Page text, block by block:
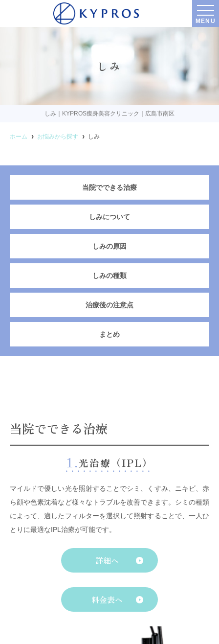
MENU
しみ
しみ｜KYPROS痩身美容クリニック｜広島市南区
ホーム お悩みから探す しみ
当院でできる治療
しみについて
しみの原因
しみの種類
治療後の注意点
まとめ
当院でできる治療
1.光治療（IPL）
マイルドで優しい光を照射することでシミ、くすみ、ニキビ、赤
ら顔や色素沈着など様々なトラブルを改善できます。シミの種類
によって、適したフィルターを選択して照射することで、一人ひ
とりに最適なIPL治療が可能です。
詳細へ
料金表へ